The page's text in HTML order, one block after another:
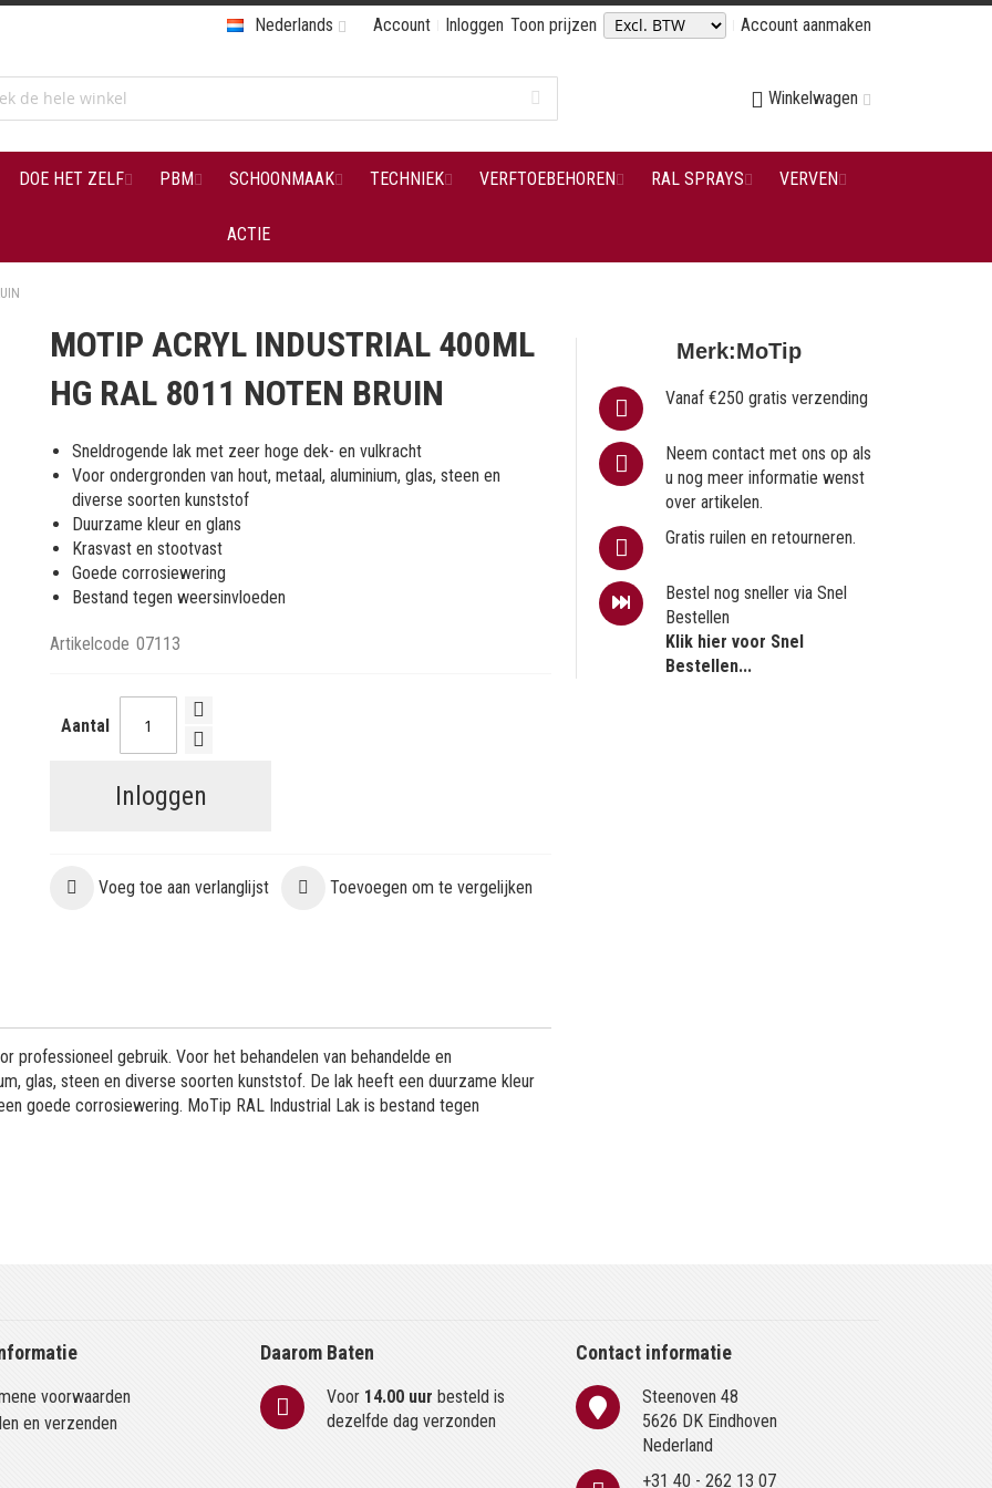
Account Inloggen Toon prijzen Account aanmaken
Nederlands
Winkelwagen
DOE HET ZELF PBM SCHOONMAAK TECHNIEK VERFTOEBEHOREN RAL SPRAYS VERVEN
ACTIE
MOTIP ACRYL INDUSTRIAL 400ML
HG RAL 8011 NOTEN BRUIN
Sneldrogende lak met zeer hoge dek- en vulkracht
Voor ondergronden van hout, metaal, aluminium, glas, steen en
diverse soorten kunststof
Duurzame kleur en glans
Krasvast en stootvast
Goede corrosiewering
Bestand tegen weersinvloeden
Artikelcode 07113
Aantal
Inloggen
Voeg toe aan verlanglijst Toevoegen om te vergelijken
Merk:MoTip
Vanaf €250 gratis verzending
Neem contact met ons op als
u nog meer informatie wenst
over artikelen.
Gratis ruilen en retourneren.
Bestel nog sneller via Snel
Bestellen
Klik hier voor Snel
Bestellen...
professioneel gebruik. Voor het behandelen van behandelde en
glas, steen en diverse soorten kunststof. De lak heeft een duurzame kleur
goede corrosiewering. MoTip RAL Industrial Lak is bestand tegen
voorwaarden
en verzenden
Daarom Baten
Voor 14.00 uur besteld is
dezelfde dag verzonden
Contact informatie
Steenoven 48
5626 DK Eindhoven
Nederland
+31 40 - 262 13 07